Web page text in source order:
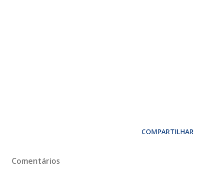
COMPARTILHAR
Comentários